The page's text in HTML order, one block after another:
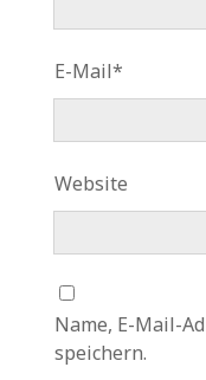
E-Mail*
Website
Name, E-Mail-
speichern.